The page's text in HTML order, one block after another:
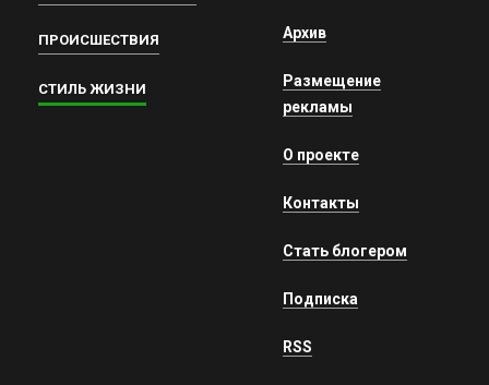
ПРОИСШЕСТВИЯ
СТИЛЬ ЖИЗНИ
Архив
Размещение
рекламы
О проекте
Контакты
Стать блогером
Подписка
RSS